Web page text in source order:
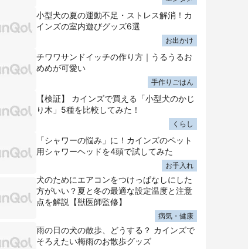
小型犬の夏の運動不足・ストレス解消！カ
インズの室内遊びグッズ6選
お出かけ
チワワサンドイッチの作り方｜うるうるお
めめが可愛い
手作りごはん
【検証】 カインズで買える「小型犬のかじ
り木」5種を比較してみた！
くらし
「シャワーの悩み」に！カインズのペット
用シャワーヘッドを4頭で試してみた
お手入れ
犬のためにエアコンをつけっぱなしにした
方がいい？夏と冬の最適な設定温度と注意
点を解説【獣医師監修】
病気・健康
雨の日の犬の散歩、どうする？ カインズで
そろえたい梅雨のお散歩グッズ